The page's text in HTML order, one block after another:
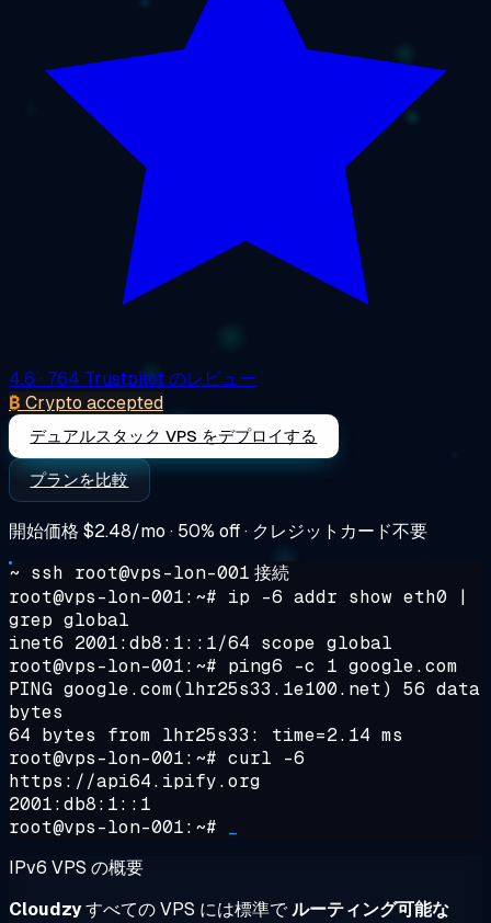
4.6 · 764 Trustpilot のレビュー
₿ Crypto accepted
デュアルスタック VPS をデプロイする
プランを比較
開始価格 $2.48/mo · 50% off · クレジットカード不要
~ ssh root@vps-lon-001 接続
root@vps-lon-001:~# ip -6 addr show eth0 |
grep global
inet6 2001:db8:1::1/64 scope global
root@vps-lon-001:~# ping6 -c 1 google.com
PING google.com(lhr25s33.1e100.net) 56 data
bytes
64 bytes from lhr25s33: time=2.14 ms
root@vps-lon-001:~# curl -6
https://api64.ipify.org
2001:db8:1::1
root@vps-lon-001:~#
IPv6 VPS の概要
Cloudzyすべての VPS には標準でルーティング可能な